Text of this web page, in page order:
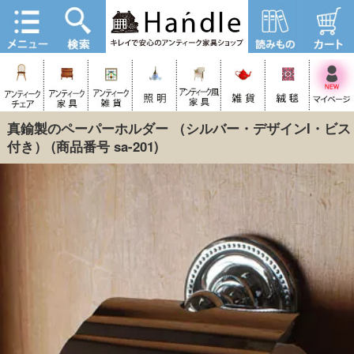
真鍮製のペーパーホルダー （シルバー・デザインI・ビス
付き）
(商品番号 sa-201)